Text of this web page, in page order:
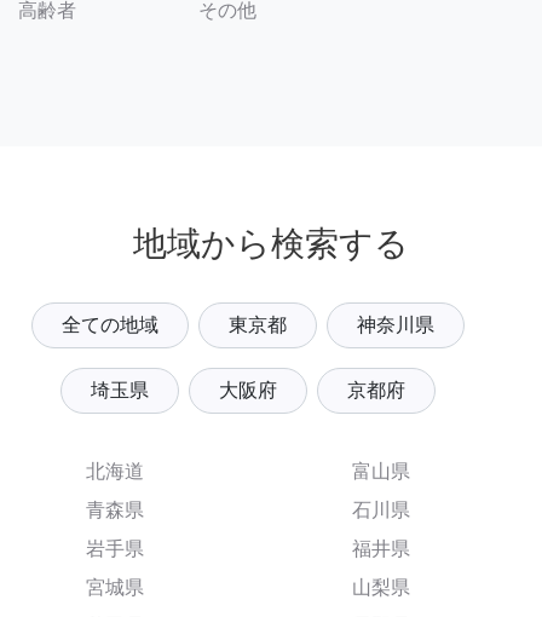
高齢者 その他
地域から検索する
全ての地域 東京都 神奈川県
埼玉県 大阪府 京都府
北海道
青森県
岩手県
宮城県
富山県
石川県
福井県
山梨県